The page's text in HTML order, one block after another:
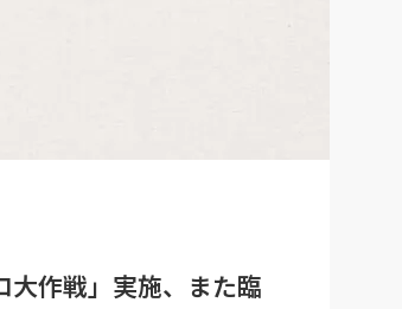
大作戦」実施、また臨